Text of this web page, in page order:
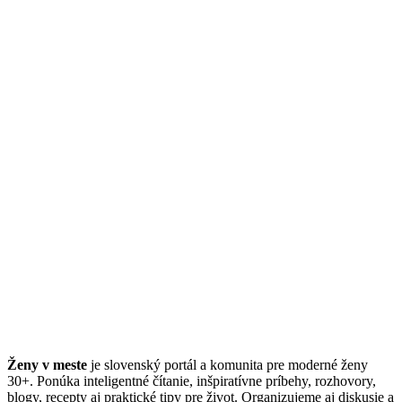
Ženy v meste je slovenský portál a komunita pre moderné ženy
30+. Ponúka inteligentné čítanie, inšpiratívne príbehy, rozhovory,
blogy, recepty aj praktické tipy pre život. Organizujeme aj diskusie a